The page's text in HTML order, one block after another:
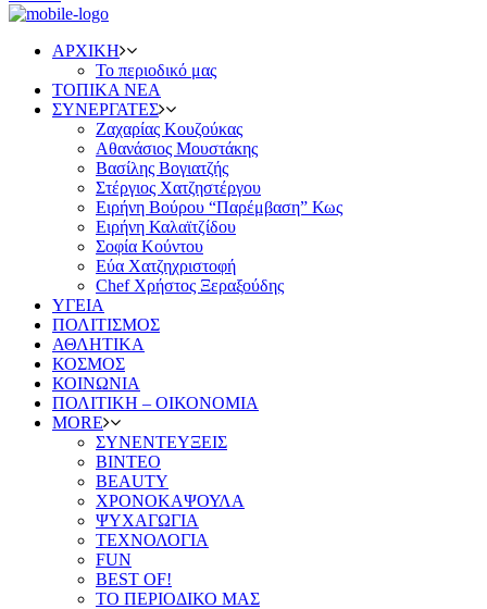
ΑΡΧΙΚΗ
Το περιοδικό μας
ΤΟΠΙΚΑ ΝΕΑ
ΣΥΝΕΡΓΑΤΕΣ
Ζαχαρίας Κουζούκας
Αθανάσιος Μουστάκης
Βασίλης Βογιατζής
Στέργιος Χατζηστέργου
Ειρήνη Βούρου “Παρέμβαση” Κως
Ειρήνη Καλαϊτζίδου
Σοφία Κούντου
Εύα Χατζηχριστοφή
Chef Χρήστος Ξεραξούδης
ΥΓΕΙΑ
ΠΟΛΙΤΙΣΜΟΣ
ΑΘΛΗΤΙΚΑ
ΚΟΣΜΟΣ
ΚΟΙΝΩΝΙΑ
ΠΟΛΙΤΙΚΗ – ΟΙΚΟΝΟΜΙΑ
MORE
ΣΥΝΕΝΤΕΥΞΕΙΣ
ΒΙΝΤΕΟ
BEAUTY
ΧΡΟΝΟΚΑΨΟΥΛΑ
ΨΥΧΑΓΩΓΙΑ
ΤΕΧΝΟΛΟΓΙΑ
FUN
BEST OF!
ΤΟ ΠΕΡΙΟΔΙΚΟ ΜΑΣ